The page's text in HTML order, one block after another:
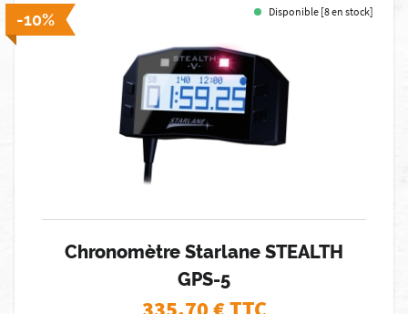
-10% Disponible [8 en stock]
Chronomètre Starlane STEALTH
GPS-5